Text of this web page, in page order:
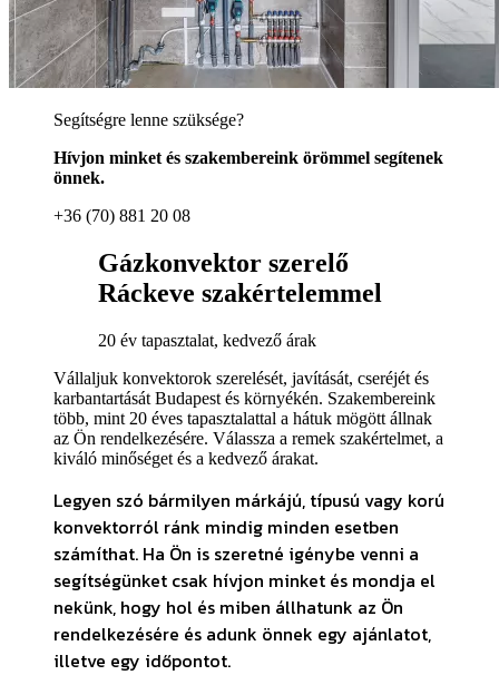
Segítségre lenne szüksége?
Hívjon minket és szakembereink örömmel segítenek
önnek.
+36 (70) 881 20 08
Gázkonvektor szerelő
Ráckeve szakértelemmel
20 év tapasztalat, kedvező árak
Vállaljuk konvektorok szerelését, javítását, cseréjét és
karbantartását Budapest és környékén. Szakembereink
több, mint 20 éves tapasztalattal a hátuk mögött állnak
az Ön rendelkezésére. Válassza a remek szakértelmet, a
kiváló minőséget és a kedvező árakat.
Legyen szó bármilyen márkájú, típusú vagy korú
konvektorról ránk mindig minden esetben
számíthat. Ha Ön is szeretné igénybe venni a
segítségünket csak hívjon minket és mondja el
nekünk, hogy hol és miben állhatunk az Ön
rendelkezésére és adunk önnek egy ajánlatot,
illetve egy időpontot.